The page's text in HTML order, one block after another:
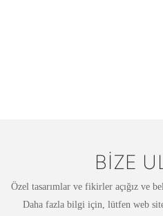
BIZE
Özel tasarımlar ve fikirler açığız ve
Daha fazla bilgi için, lütfen web